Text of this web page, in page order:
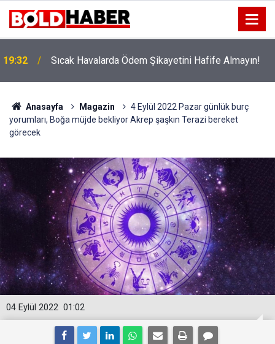
19:32 Sıcak Havalarda Ödem Şikayetini Hafife Almayın!
Anasayfa Magazin
4 Eylül 2022 Pazar günlük burç
yorumları, Boğa müjde bekliyor Akrep şaşkın Terazi bereket
görecek
01:02
04 Eylül 2022